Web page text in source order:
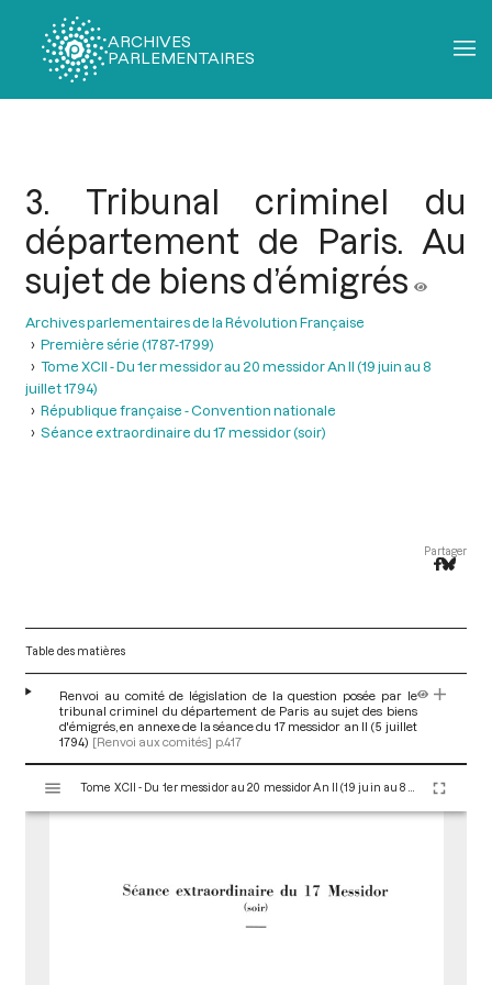
ARCHIVES
PARLEMENTAIRES
3. Tribunal criminel du
département de Paris. Au
sujet de biens d’émigrés
Archives parlementaires de la Révolution Française
Première série (1787-1799)
Tome XCII - Du 1er messidor au 20 messidor An II (19 juin au 8
juillet 1794)
République française - Convention nationale
Séance extraordinaire du 17 messidor (soir)
Partager
Table des matières
Renvoi au comité de législation de la question posée par le
tribunal criminel du département de Paris au sujet des biens
d'émigrés, en annexe de la séance du 17 messidor an II (5 juillet
1794) [Renvoi aux comités] p.417
s